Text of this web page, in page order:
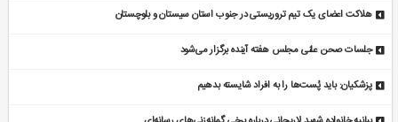
هلاکت اعضای یک تیم تروریستی در جنوب استان سیستان و بلوچستان
جلسات صحن علنی مجلس هفته آینده برگزار می‌شود
پزشکیان: باید پُست‌ها را به افراد شایسته بدهیم